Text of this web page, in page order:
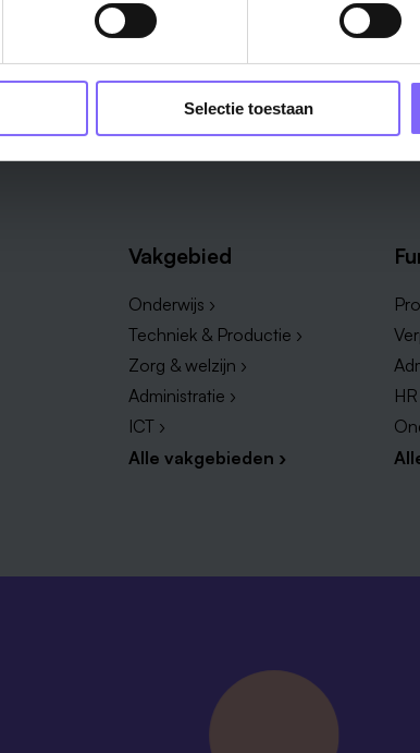
Selectie toestaan
Vakgebied
Onderwijs ›
Techniek & Productie ›
Zorg & welzijn ›
Administratie ›
ICT ›
Alle vakgebieden ›